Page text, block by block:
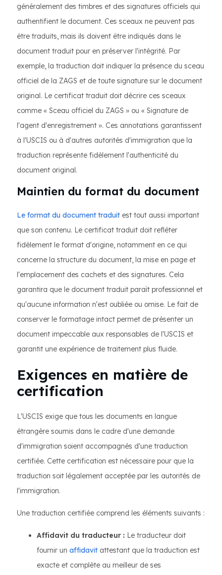
généralement des timbres et des signatures officiels qui
authentifient le document. Ces sceaux ne peuvent pas
être traduits, mais ils doivent être indiqués dans le
document traduit pour en préserver l'intégrité. Par
exemple, la traduction doit indiquer la présence du sceau
officiel de la ZAGS et de toute signature sur le document
original. Le certificat traduit doit décrire ces sceaux
comme « Sceau officiel du ZAGS » ou « Signature de
l'agent d'enregistrement ». Ces annotations garantissent
à l'USCIS ou à d'autres autorités d'immigration que la
traduction représente fidèlement l'authenticité du
document original.
Maintien du format du document
Le format du document traduit est tout aussi important
que son contenu. Le certificat traduit doit refléter
fidèlement le format d'origine, notamment en ce qui
concerne la structure du document, la mise en page et
l'emplacement des cachets et des signatures. Cela
garantira que le document traduit paraît professionnel et
qu'aucune information n'est oubliée ou omise. Le fait de
conserver le formatage intact permet de présenter un
document impeccable aux responsables de l'USCIS et
garantit une expérience de traitement plus fluide.
Exigences en matière de
certification
L'USCIS exige que tous les documents en langue
étrangère soumis dans le cadre d'une demande
d'immigration soient accompagnés d'une traduction
certifiée. Cette certification est nécessaire pour que la
traduction soit légalement acceptée par les autorités de
l'immigration.
Une traduction certifiée comprend les éléments suivants :
Affidavit du traducteur : Le traducteur doit
fournir un affidavit attestant que la traduction est
exacte et complète au meilleur de ses